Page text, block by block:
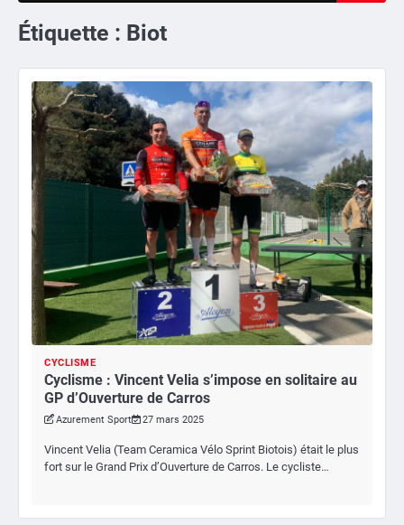
Étiquette : Biot
CYCLISME
Cyclisme : Vincent Velia s’impose en solitaire au
GP d’Ouverture de Carros
Azurement Sport 27 mars 2025
Vincent Velia (Team Ceramica Vélo Sprint Biotois) était le plus
fort sur le Grand Prix d’Ouverture de Carros. Le cycliste…